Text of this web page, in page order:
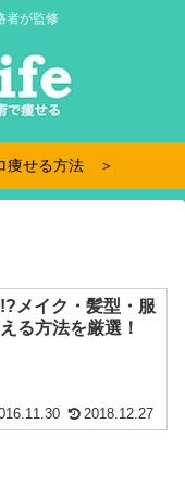
者が監修
痩せる方法 ＞
メイク・髪型・服
る方法を厳選！
2018.12.27